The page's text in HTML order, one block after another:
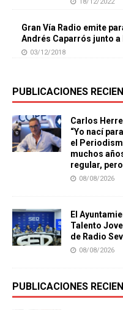
18/12/2022
Gran Vía Radio emite
Andrés Caparrós junto
03/12/2018
PUBLICACIONES
Carlos
“Yo nací
el
muchos
regular,
08/08/2026
El
Talento
de Radio
08/08/2026
PUBLICACIONES